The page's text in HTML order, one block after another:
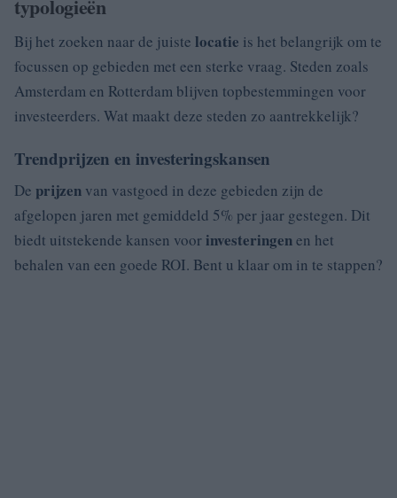
typologieën
Bij het zoeken naar de juiste locatie is het belangrijk om te
focussen op gebieden met een sterke vraag. Steden zoals
Amsterdam en Rotterdam blijven topbestemmingen voor
investeerders. Wat maakt deze steden zo aantrekkelijk?
Trendprijzen en investeringskansen
De prijzen van vastgoed in deze gebieden zijn de
afgelopen jaren met gemiddeld 5% per jaar gestegen. Dit
biedt uitstekende kansen voorinvesteringenen het
behalen van een goede ROI. Bent u klaar om in te stappen?